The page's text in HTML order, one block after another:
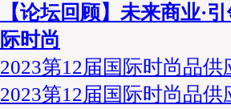
【论坛回顾】未来商业·
际时尚
2023第12届国际时尚品
2023第12届国际时尚品